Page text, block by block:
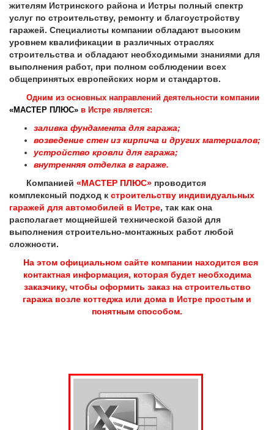
жителям Истринского района и Истры полный спектр
услуг по строительству, ремонту и благоустройству
гаражей. Специалисты компании обладают высоким
уровнем квалификации в различных отраслях
строительства и обладают необходимыми знаниями для
выполнения работ, при полном соблюдении всех
общепринятых европейских норм и стандартов.
Одним из основных направлений деятельности компании
«МАСТЕР ПЛЮС» в Истре является:
заливка фундамента для гаража;
возведение стен из кирпича и других материалов;
устройство кровли для гаража;
внутренняя отделка в гараже.
Компанией «МАСТЕР ПЛЮС» проводится
комплексный подход к строительству индивидуальных
гаражей для автомобилей в Истре, так как она
располагает мощнейшей технической базой для
выполнения строительно-монтажных работ любой
сложности.
На этом официальном сайте компании находится вся
контактная информация, которая будет необходима
заказчику, чтобы оформить заказ на строительство
гаража возле коттеджа или дома в Истре простым и
понятным способом.